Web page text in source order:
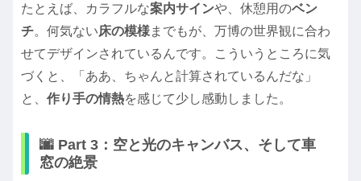
たとえば、カラフルな案内サインや、休憩用のベン
チ。何気ない床の模様までもが、万博の世界観に合わ
せてデザインされているんです。こういうところに気
づくと、「ああ、ちゃんと計算されているんだな」
と、 作り手の情熱を感じて少し感動しました。
🌆 Part 3：空と光のキャンバス、そして車
窓の絶景